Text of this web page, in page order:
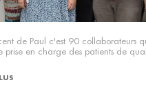
de Paul c'est 90 collaborateurs
prise en charge des patients de